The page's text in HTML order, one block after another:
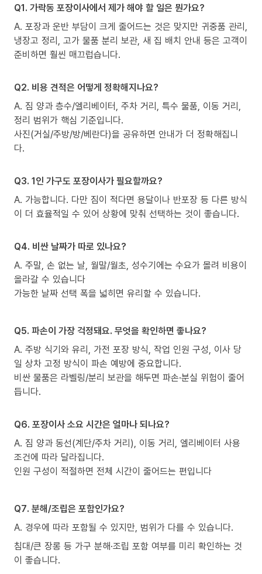
Q1. 가락동 포장이사에서 제가 해야 할 일은 뭔가요?
A. 포장과 운반 부담이 크게 줄어드는 것은 맞지만 귀중품 관리,
냉장고 정리, 고가 물품 분리 보관, 새 집 배치 안내 등은 고객이
준비하면 훨씬 매끄럽습니다.
Q2. 비용 견적은 어떻게 정확해지나요?
A. 짐 양과 층수/엘리베이터, 주차 거리, 특수 물품, 이동 거리,
정리 범위가 핵심 기준입니다.
사진(거실/주방/방/베란다)을 공유하면 안내가 더 정확해집니
다.
Q3. 1인 가구도 포장이사가 필요할까요?
A. 가능합니다. 다만 짐이 적다면 용달이나 반포장 등 다른 방식
이 더 효율적일 수 있어 상황에 맞춰 선택하는 것이 좋습니다.
Q4. 비싼 날짜가 따로 있나요?
A. 주말, 손 없는 날, 월말/월초, 성수기에는 수요가 몰려 비용이
올라갈 수 있습니다
가능한 날짜 선택 폭을 넓히면 유리할 수 있습니다.
Q5. 파손이 가장 걱정돼요. 무엇을 확인하면 좋나요?
A. 주방 식기와 유리, 가전 포장 방식, 작업 인원 구성, 이사 당
일 상차 고정 방식이 파손 예방에 중요합니다.
비싼 물품은 라벨링/분리 보관을 해두면 파손·분실 위험이 줄어
듭니다.
Q6. 포장이사 소요 시간은 얼마나 되나요?
A. 짐 양과 동선(계단/주차 거리), 이동 거리, 엘리베이터 사용
조건에 따라 달라집니다.
인원 구성이 적절하면 전체 시간이 줄어드는 편입니다
Q7. 분해/조립은 포함인가요?
A. 경우에 따라 포함될 수 있지만, 범위가 다를 수 있습니다.
침대/큰 장롱 등 가구 분해·조립 포함 여부를 미리 확인하는 것
이 좋습니다.